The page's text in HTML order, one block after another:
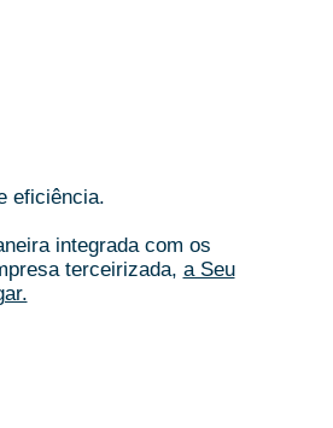
eficiência.
integrada com os
terceirizada, a Seu